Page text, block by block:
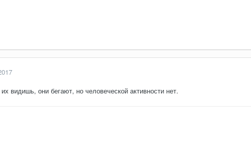
видишь, они бегают, но человеческой активности нет.